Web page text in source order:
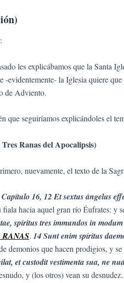
les explicábamos que la Santa
-evidentemente- la Iglesia quiere
de Adviento.
que seguiríamos explicándoles el
Ranas del Apocalipsis)
nuevamente, el texto de la
16, 12 Et sextus ángelus
hacia aquel gran río Éufrates: y
spíritus tres immundos in
. 14 Sunt enim spíritus
demonios que hacen prodigios, y
et custodit vestimenta sua, ne
y (los otros) vean su desnudez.